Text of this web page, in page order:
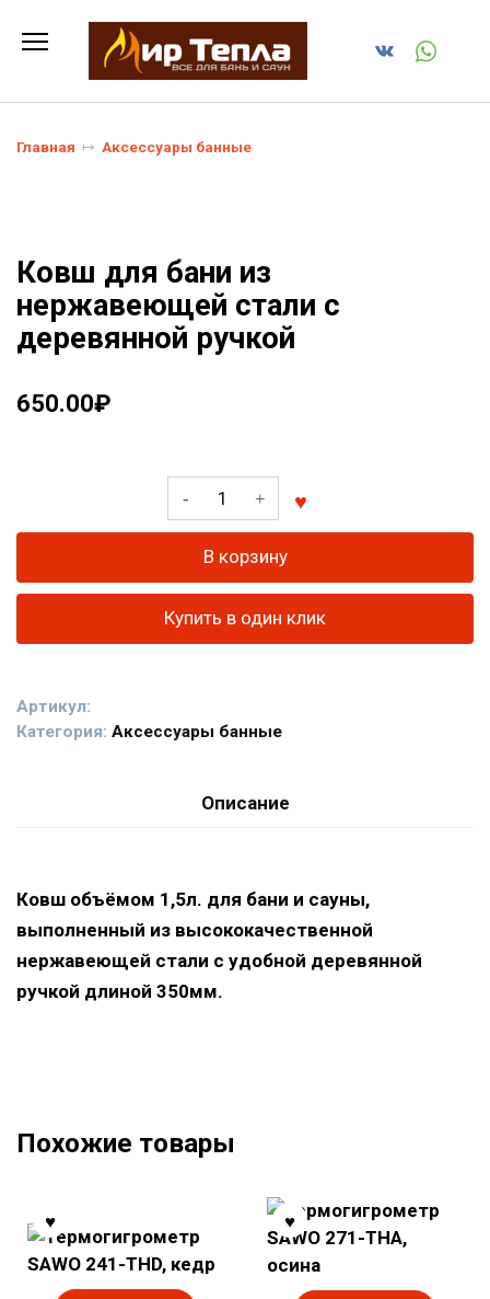
содержанию
Главная Аксессуары банные
Ковш для бани из
нержавеющей стали с
деревянной ручкой
650.00₽
Количество
товара
бани
из
деревянной
В корзину
Купить в один клик
Артикул:
Категория: Аксессуары банные
Описание
Ковш объёмом 1,5л. для бани и сауны,
выполненный из высококачественной
нержавеющей стали с удобной деревянной
ручкой длиной 350мм.
Похожие товары